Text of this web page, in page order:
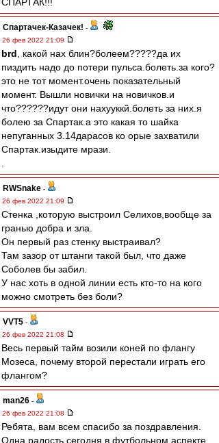
Спартачек-Казачек! -
26 фев 2022 21:09
brd , какой нах блин?болеем?????да их
пиздить надо до потери пульса.болеть.за кого?
это не тот момент.очень показательный
момент. Вышли новички на новичков.и
что??????идут они нахууккй.болеть за них.я
болею за Спартак.а это какая то шайка
непуганных 3.14дарасов ко орые захватили
Спартак.изыдите мрази.
RWSnake -
26 фев 2022 21:09
Стенка ,которую выстроил Селихов,вообще за
гранью добра и зла.
Он первый раз стенку выстраивал?
Там зазор от штанги такой был, что даже
Соболев бы забил.
У нас хоть в одной линии есть кто-то на кого
можно смотреть без боли?
VVT5 -
26 фев 2022 21:08
Весь первый тайм возили коней по флангу
Мозеса, почему второй перестали играть его
флангом?
man26 -
26 фев 2022 21:08
Ребята, вам всем спасибо за поздравления.
Одна радость сегодня в футбольном аспекте.